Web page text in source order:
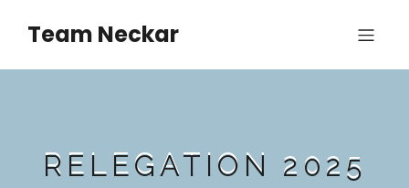
Team Neckar
RELEGATION 2025